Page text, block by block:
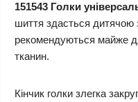
151543 Голки
шиття здасться дитячою
рекомендуються майже
тканин.
Кінчик голки злегка